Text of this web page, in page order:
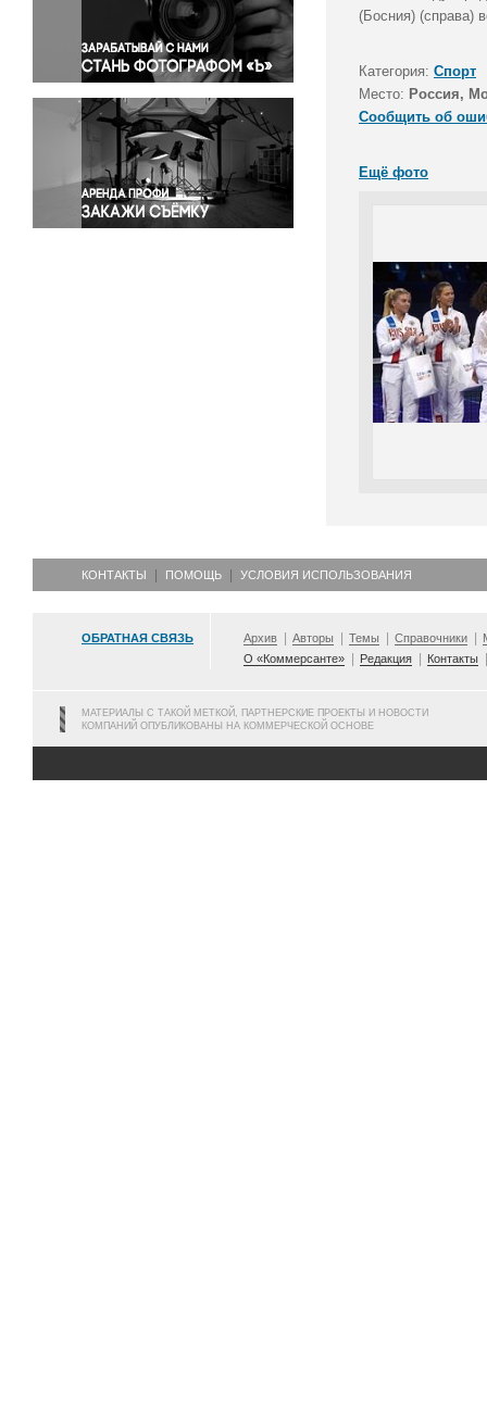
Правосудие
Происшествия и конфликты
Религия
Светская жизнь
Спорт
Экология
Экономика и бизнес
(Босния) (справа)
Категория: Спорт
Место: Россия,
Сообщить об
Ещё фото
КОНТАКТЫ ПОМОЩЬ УСЛОВИЯ ИСПОЛЬЗОВАНИЯ
ОБРАТНАЯ СВЯЗЬ Архив Авторы Темы Справочники
О «Коммерсанте»
Редакция Контакты
МАТЕРИАЛЫ С ТАКОЙ МЕТКОЙ, ПАРТНЕРСКИЕ ПРОЕКТЫ И НОВОСТИ
КОМПАНИЙ ОПУБЛИКОВАНЫ НА КОММЕРЧЕСКОЙ ОСНОВЕ